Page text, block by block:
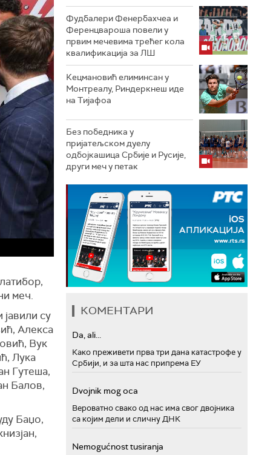
меч.
су
Алекса
Вук
Лука
Гутеша,
Балов,
Баџо,
Фудбалери Фенербахчеа и
Ференцвароша повели у
првим мечевима трећег кола
квалификација за ЛШ
Кецмановић елиминсан у
Монтреалу, Риндеркнеш иде
на Тијафоа
Без победника у
пријатељском дуелу
одбојкашица Србије и Русије,
други меч у петак
КОМЕНТАРИ
Da, ali...
Како преживети прва три дана катастрофе у
Србији, и за шта нас припрема ЕУ
Dvojnik mog oca
Вероватно свако од нас има свог двојника
са којим дели и сличну ДНК
Nemogućnost tusiranja